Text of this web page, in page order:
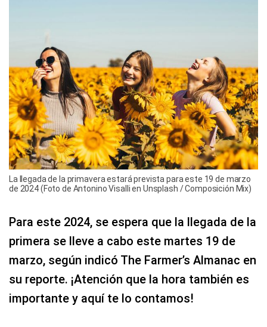
La llegada de la primavera estará prevista para este 19 de marzo
de 2024 (Foto de Antonino Visalli en Unsplash / Composición Mix)
Para este 2024, se espera que la llegada de la
primera se lleve a cabo este martes 19 de
marzo, según indicó The Farmer’s Almanac en
su reporte. ¡Atención que la hora también es
importante y aquí te lo contamos!